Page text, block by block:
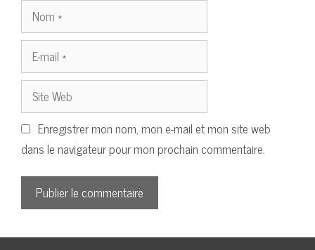
Nom
mail
Site
Web
Enregistrer mon nom, mon e-mail et mon site web
dans le navigateur pour mon prochain commentaire.